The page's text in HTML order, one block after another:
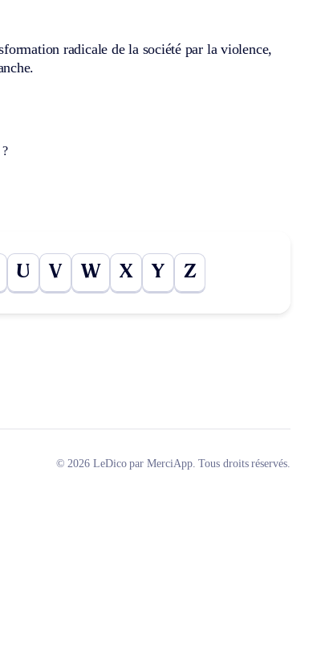
radicale de la société par la violence,
?
U V W X Y Z
© 2026 LeDico par MerciApp. Tous droits réservés.